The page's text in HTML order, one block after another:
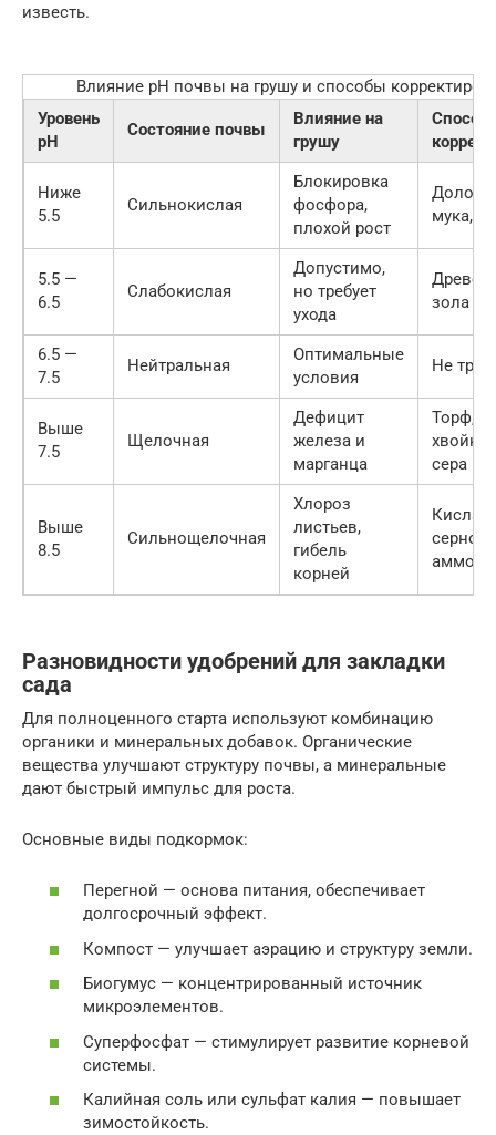
известь.
Влияние pH почвы на грушу и способы
Уровень
pH
Состояние почвы
Влияние на
грушу
Способ
Ниже
5.5
Сильнокислая
Блокировка
фосфора,
плохой рост
мука,
5.5 —
6.5
Слабокислая
Допустимо,
но требует
ухода
зола
6.5 —
7.5
Нейтральная
Оптимальные
условия
Не
Выше
7.5
Щелочная
Дефицит
железа и
марганца
Торф,
сера
Выше
8.5
Сильнощелочная
Хлороз
листьев,
гибель
корней
Кислая
Разновидности удобрений для закладки
сада
Для полноценного старта используют комбинацию
органики и минеральных добавок. Органические
вещества улучшают структуру почвы, а минеральные
дают быстрый импульс для роста.
Основные виды подкормок:
Перегной — основа питания, обеспечивает
долгосрочный эффект.
Компост — улучшает аэрацию и структуру земли.
Биогумус — концентрированный источник
микроэлементов.
Суперфосфат — стимулирует развитие корневой
системы.
Калийная соль или сульфат калия — повышает
зимостойкость.